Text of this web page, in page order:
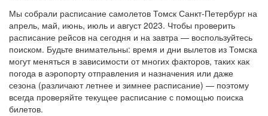
Мы собрали расписание самолетов Томск Санкт-Петербург на
апрель, май, июнь, июль и август 2023. Чтобы проверить
расписание рейсов на сегодня и на завтра — воспользуйтесь
поиском. Будьте внимательны: время и дни вылетов из Томска
могут меняться в зависимости от многих факторов, таких как
погода в аэропорту отправления и назначения или даже
сезона (различают летнее и зимнее расписание) — поэтому
всегда проверяйте текущее расписание с помощью поиска
билетов.